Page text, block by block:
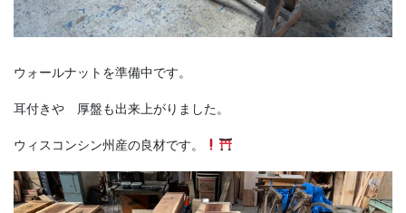
ウォールナットを準備中です。
耳付きや 厚盤も出来上がりました。
ウィスコンシン州産の良材です。